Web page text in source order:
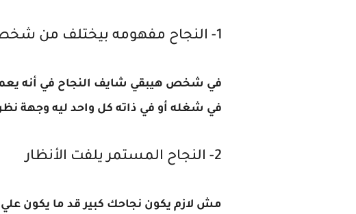
1- النجاح مفهومه بيختلف من شخص للآخر .
في شخص هيبقي شايف النجاح في أنه
في شغله أو في ذاته كل واحد ليه وجهة
2- النجاح المستمر يلفت الأنظار
مش لازم يكون نجاحك كبير قد ما يكون